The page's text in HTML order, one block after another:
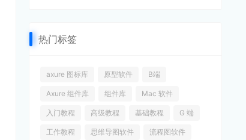
热门标签
axure 图标库 原型软件 B端
Axure 组件库 组件库 Mac 软件
入门教程 高级教程 基础教程 G 端
工作教程 思维导图软件 流程图软件